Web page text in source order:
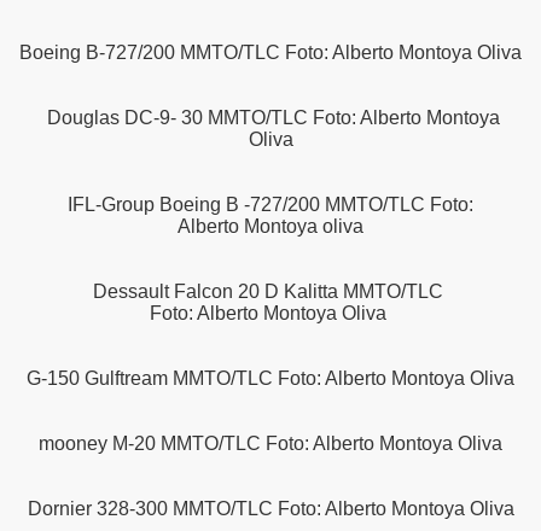
Boeing B-727/200 MMTO/TLC Foto: Alberto Montoya Oliva
Douglas DC-9- 30 MMTO/TLC Foto: Alberto Montoya
Oliva
IFL-Group Boeing B -727/200 MMTO/TLC Foto:
Alberto Montoya oliva
Dessault Falcon 20 D Kalitta MMTO/TLC
Foto: Alberto Montoya Oliva
G-150 Gulftream MMTO/TLC Foto: Alberto Montoya Oliva
mooney M-20 MMTO/TLC Foto: Alberto Montoya Oliva
Dornier 328-300 MMTO/TLC Foto: Alberto Montoya Oliva